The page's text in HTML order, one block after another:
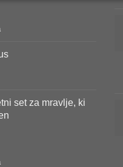
set za mravlje, ki